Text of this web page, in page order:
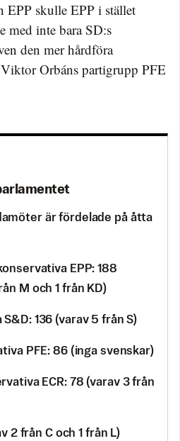
EPP skulle EPP i stället
med inte bara SD:s
den mer hårdföra
Orbáns partigrupp PFE
är fördelade på åtta
EPP: 188
M och 1 från KD)
136 (varav 5 från S)
PFE: 86 (inga svenskar)
ECR: 78 (varav 3 från
2 från C och 1 från L)